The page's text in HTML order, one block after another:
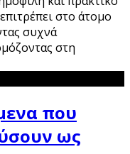
στο άτομο
συχνά
στη
που
ως